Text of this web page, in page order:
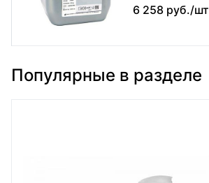
6 258 руб./шт
Популярные в разделе